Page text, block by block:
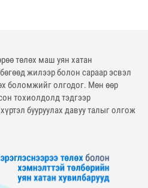
төлөх маш уян хатан
жилээр болон сараар эсвэл
боломжийг олгодог. Мөн өөр
тохиолдолд тэдгээр
бууруулах давуу талыг олгож